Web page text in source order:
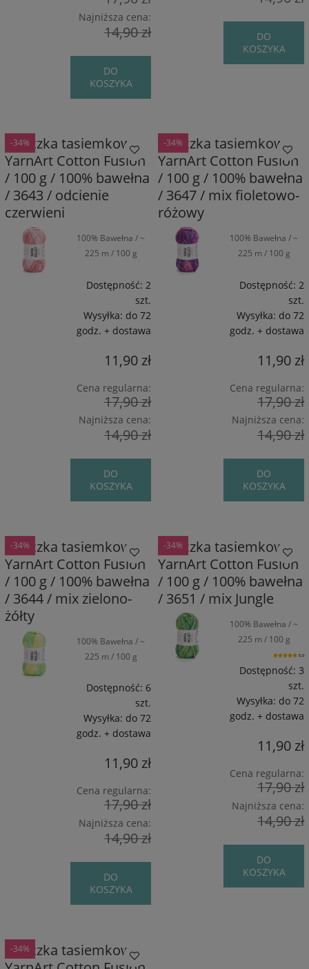
Najniższa cena:
14,90 zł
DO
KOSZYKA
DO
KOSZYKA
Włóczka tasiemkowa
YarnArt Cotton Fusion
/ 100 g / 100% bawełna
/ 3643 / odcienie
czerwieni
100% Bawełna / ~
225 m / 100 g
Dostępność: 2
szt.
Wysyłka: do 72
godz. + dostawa
11,90 zł
Cena regularna:
17,90 zł
Najniższa cena:
14,90 zł
DO
KOSZYKA
-34%
Włóczka tasiemkowa
YarnArt Cotton Fusion
/ 100 g / 100% bawełna
/ 3647 / mix fioletowo-
różowy
100% Bawełna / ~
225 m / 100 g
Dostępność: 2
szt.
Wysyłka: do 72
godz. + dostawa
11,90 zł
Cena regularna:
17,90 zł
Najniższa cena:
14,90 zł
DO
KOSZYKA
-34%
Włóczka tasiemkowa
YarnArt Cotton Fusion
/ 100 g / 100% bawełna
/ 3644 / mix zielono-
żółty
100% Bawełna / ~
225 m / 100 g
Dostępność: 6
szt.
Wysyłka: do 72
godz. + dostawa
11,90 zł
Cena regularna:
17,90 zł
Najniższa cena:
14,90 zł
DO
KOSZYKA
-34%
Włóczka tasiemkowa
YarnArt Cotton Fusion
/ 100 g / 100% bawełna
/ 3651 / mix Jungle
100% Bawełna / ~
225 m / 100 g
5.0
Dostępność: 3
szt.
Wysyłka: do 72
godz. + dostawa
11,90 zł
Cena regularna:
17,90 zł
Najniższa cena:
14,90 zł
DO
KOSZYKA
-34%
Włóczka tasiemkowa
-34%